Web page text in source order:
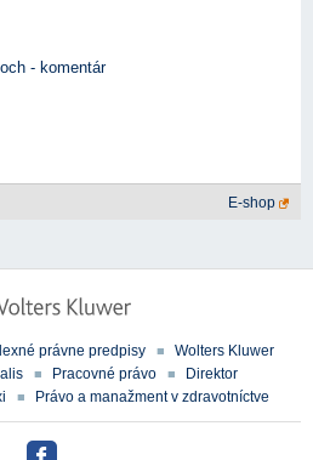
- komentár
E-shop
právne predpisy
Wolters Kluwer
Pracovné právo
Direktor
Právo a manažment v zdravotníctve